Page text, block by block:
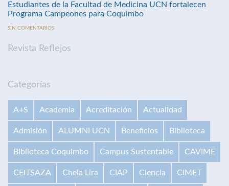
Estudiantes de la Facultad de Medicina UCN fortalecen
Programa Campeones para Coquimbo
SIN COMENTARIOS
Revista Reflejos
Categorías
A+S Academia Acreditación Actualidad
Admisión ALUMNI UCN Beneficios Biblioteca
Biblioteca Coquimbo Campus Sustentable CAVIME
CEITSAZA Chela Lira CIAP Ciencia CIMET